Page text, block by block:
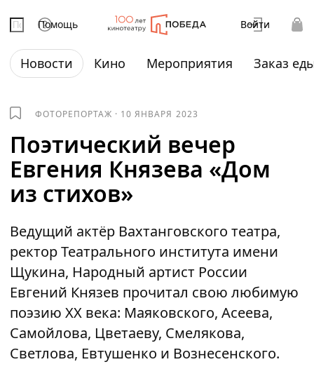
Помощь Войти
Новости Кино Мероприятия Заказ
ФОТОРЕПОРТАЖ · 10 ЯНВАРЯ 2023
Поэтический вечер
Евгения Князева «Дом
из стихов»
Ведущий актёр Вахтанговского театра,
ректор Театрального института имени
Щукина, Народный артист России
Евгений Князев прочитал свою любимую
поэзию XX века: Маяковского, Асеева,
Самойлова, Цветаеву, Смелякова,
Светлова, Евтушенко и Вознесенского.